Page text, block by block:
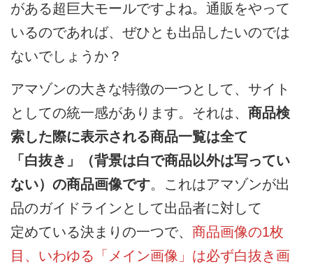
がある超巨大モールですよね。通販をやって
いるのであれば、ぜひとも出品したいのでは
ないでしょうか？
アマゾンの大きな特徴の一つとして、サイト
としての統一感があります。それは、 商品検
索した際に表示される商品一覧は全て
「白抜き」（背景は白で商品以外は写ってい
ない）の商品画像です。これはアマゾンが出
品のガイドラインとして出品者に対して
定めている決まりの一つで、 商品画像の1枚
目、いわゆる「メイン画像」は必ず白抜き画